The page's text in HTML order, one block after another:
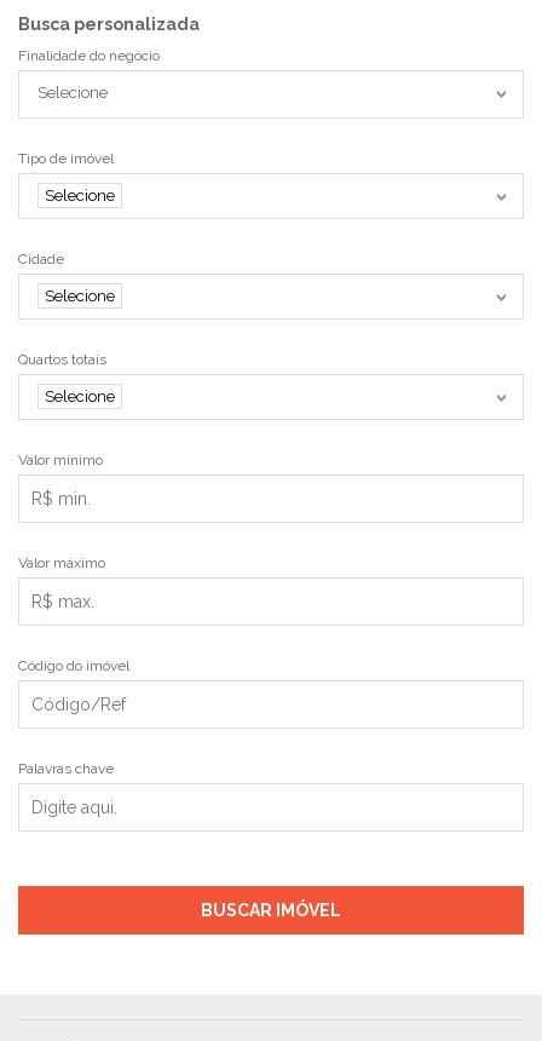
Busca personalizada
Finalidade do negócio
Selecione
Tipo de imóvel
Selecione
Cidade
Selecione
Quartos totais
Selecione
Valor mínimo
Valor máximo
Código do imóvel
Palavras chave
BUSCAR IMÓVEL